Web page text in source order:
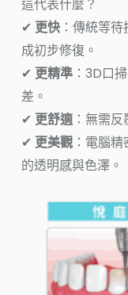
這代表什麼？
✔ 更快：傳統等待
成初步修復。
✔ 更精準：3D口
差。
✔ 更舒適：無需反
✔ 更美觀：電腦精
的透明感與色澤。